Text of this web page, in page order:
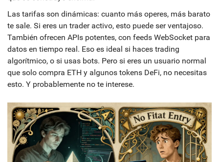
Las tarifas son dinámicas: cuanto más operes, más barato
te sale. Si eres un trader activo, esto puede ser ventajoso.
También ofrecen APIs potentes, con feeds WebSocket para
datos en tiempo real. Eso es ideal si haces trading
algorítmico, o si usas bots. Pero si eres un usuario normal
que solo compra ETH y algunos tokens DeFi, no necesitas
esto. Y probablemente no te interese.